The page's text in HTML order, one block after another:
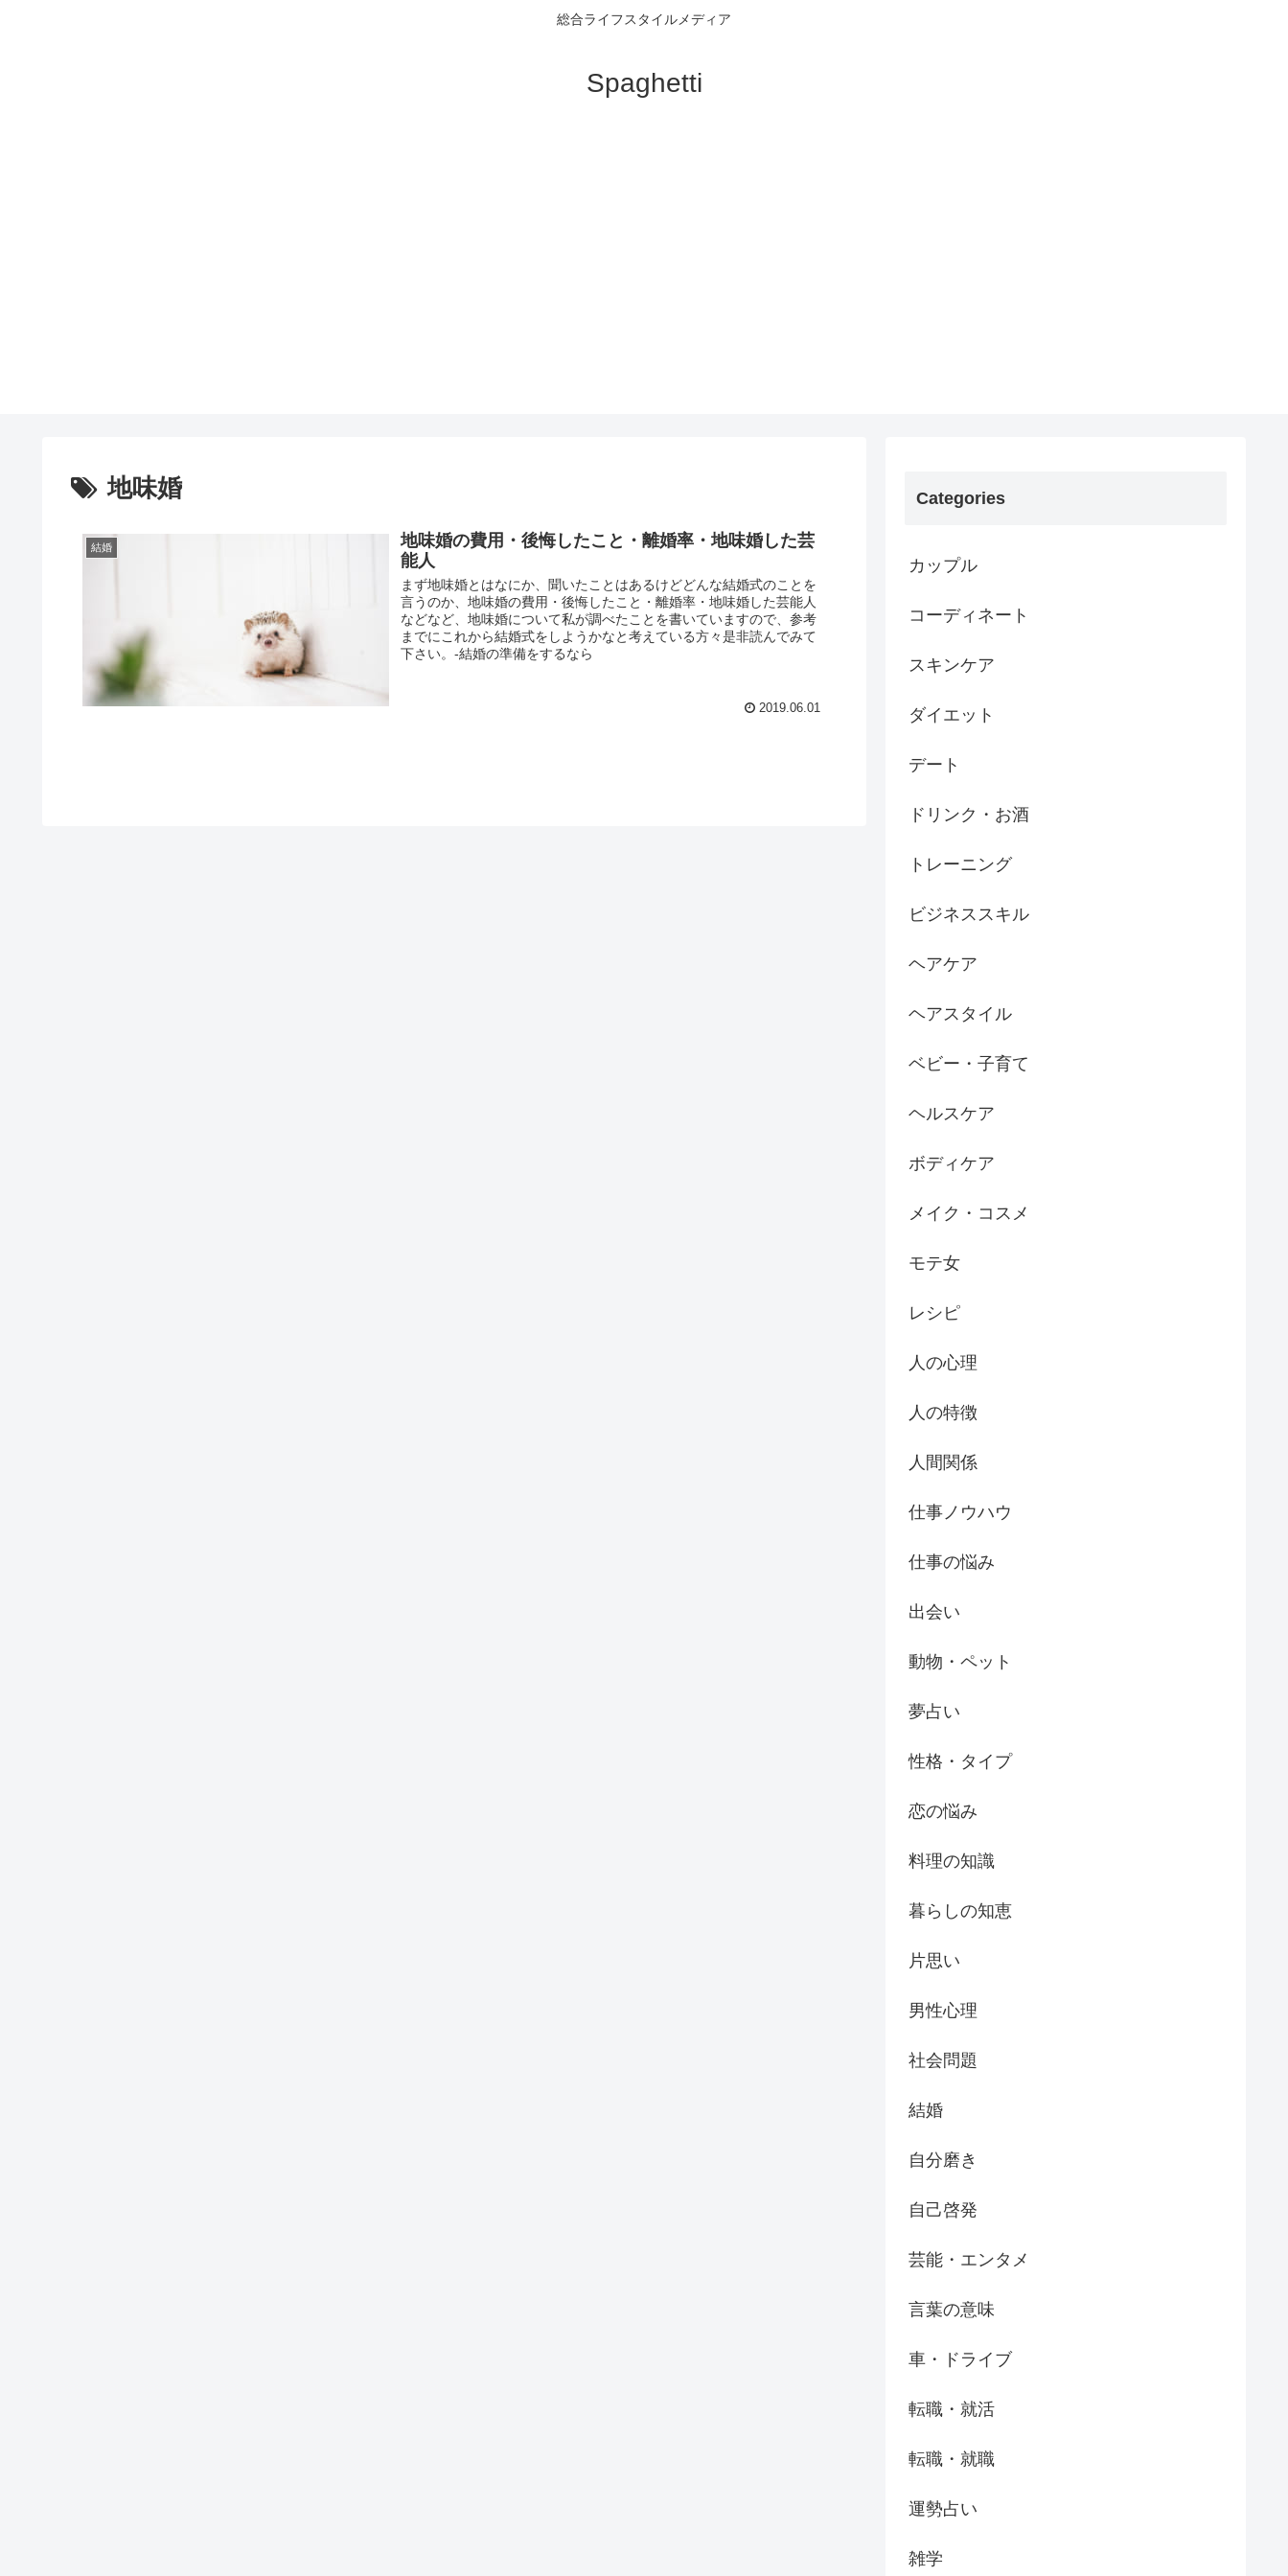
総合ライフスタイルメディア
Spaghetti
地味婚
結婚
地味婚の費用・後悔したこと・離婚率・地味婚した芸
能人
まず地味婚とはなにか、聞いたことはあるけどどんな結婚式のことを
言うのか、地味婚の費用・後悔したこと・離婚率・地味婚した芸能人
などなど、地味婚について私が調べたことを書いていますので、参考
までにこれから結婚式をしようかなと考えている方々是非読んでみて
下さい。-結婚の準備をするなら
2019.06.01
Categories
カップル
コーディネート
スキンケア
ダイエット
デート
ドリンク・お酒
トレーニング
ビジネススキル
ヘアケア
ヘアスタイル
ベビー・子育て
ヘルスケア
ボディケア
メイク・コスメ
モテ女
レシピ
人の心理
人の特徴
人間関係
仕事ノウハウ
仕事の悩み
出会い
動物・ペット
夢占い
性格・タイプ
恋の悩み
料理の知識
暮らしの知恵
片思い
男性心理
社会問題
結婚
自分磨き
自己啓発
芸能・エンタメ
言葉の意味
車・ドライブ
転職・就活
転職・就職
運勢占い
雑学